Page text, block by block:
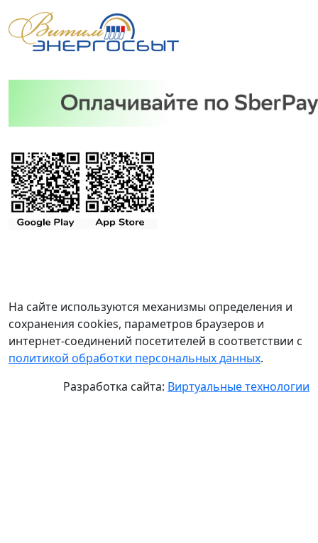
На сайте используются механизмы определения и
сохранения cookies, параметров браузеров и
интернет-соединений посетителей в соответствии с
политикой обработки персональных данных.
Разработка сайта: Виртуальные технологии